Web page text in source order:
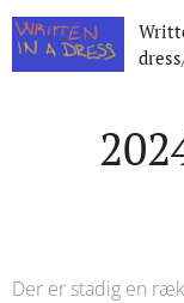
Der er stadig en